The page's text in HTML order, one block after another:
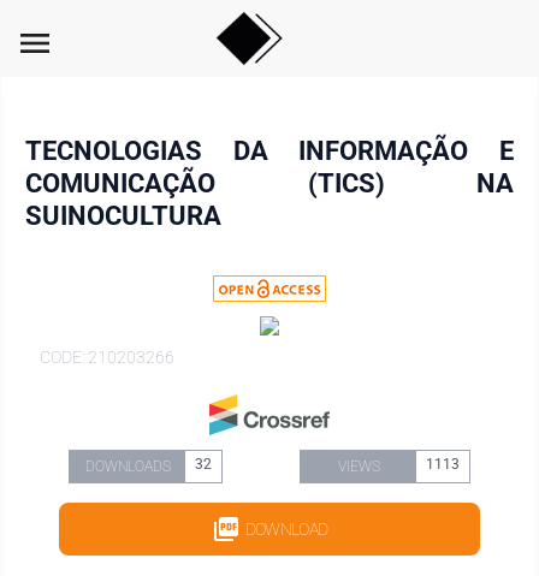
menu
TECNOLOGIAS DA INFORMAÇÃO E
COMUNICAÇÃO (TICS) NA
SUINOCULTURA
CODE: 210203266
DOWNLOADS 32 VIEWS 1113
DOWNLOAD